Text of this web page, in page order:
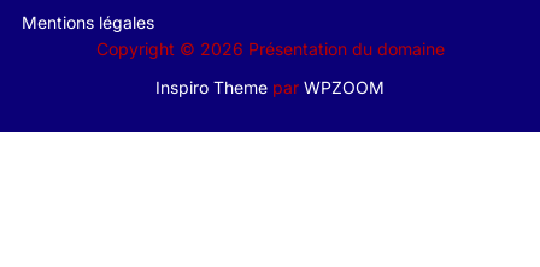
Mentions légales
Copyright © 2026 Présentation du domaine
Inspiro Theme par WPZOOM